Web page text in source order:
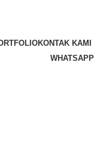
KONTAK KAMI
WHATSAPP